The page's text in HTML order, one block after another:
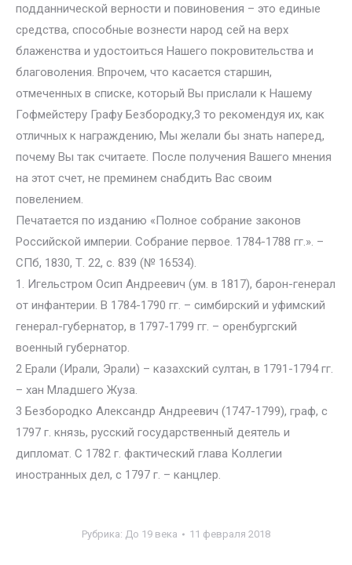
подданнической верности и повиновения – это единые
средства, способные вознести народ сей на верх
блаженства и удостоиться Нашего покровительства и
благоволения. Впрочем, что касается старшин,
отмеченных в списке, который Вы прислали к Нашему
Гофмейстеру Графу Безбородку,3 то рекомендуя их, как
отличных к награждению, Мы желали бы знать наперед,
почему Вы так считаете. После получения Вашего мнения
на этот счет, не преминем снабдить Вас своим
повелением.
Печатается по изданию «Полное собрание законов
Российской империи. Собрание первое. 1784-1788 гг.». –
СПб, 1830, Т. 22, с. 839 (№ 16534).
1. Игельстром Осип Андреевич (ум. в 1817), барон-генерал
от инфантерии. В 1784-1790 гг. – симбирский и уфимский
генерал-губернатор, в 1797-1799 гг. – оренбургский
военный губернатор.
2 Ерали (Ирали, Эрали) – казахский султан, в 1791-1794 гг.
– хан Младшего Жуза.
3 Безбородко Александр Андреевич (1747-1799), граф, с
1797 г. князь, русский государственный деятель и
дипломат. С 1782 г. фактический глава Коллегии
иностранных дел, с 1797 г. – канцлер.
Рубрика: До 19 века 11 февраля 2018